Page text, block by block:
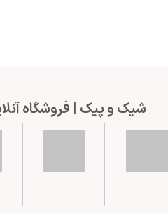
شیک و پیک | فروشگاه